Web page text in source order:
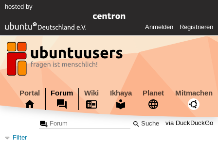
hosted by
Anmelden Registrieren
Portal Forum Wiki Ikhaya Planet Mitmachen
via DuckDuckGo
Filter